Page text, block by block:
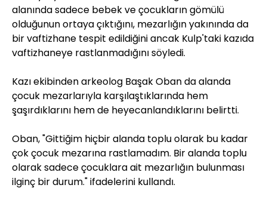
alanında sadece bebek ve çocukların gömülü
olduğunun ortaya çıktığını, mezarlığın yakınında da
bir vaftizhane tespit edildiğini ancak Kulp'taki kazıda
vaftizhaneye rastlanmadığını söyledi.
Kazı ekibinden arkeolog Başak Oban da alanda
çocuk mezarlarıyla karşılaştıklarında hem
şaşırdıklarını hem de heyecanlandıklarını belirtti.
Oban, "Gittiğim hiçbir alanda toplu olarak bu kadar
çok çocuk mezarına rastlamadım. Bir alanda toplu
olarak sadece çocuklara ait mezarlığın bulunması
ilginç bir durum." ifadelerini kullandı.